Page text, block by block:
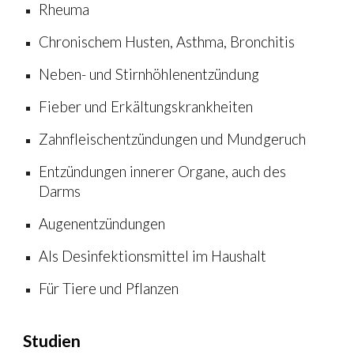
Rheuma
Chronischem Husten, Asthma, Bronchitis
Neben- und Stirnhöhlenentzündung
Fieber und Erkältungskrankheiten
Zahnfleischentzündungen und Mundgeruch
Entzündungen innerer Organe, auch des
Darms
Augenentzündungen
Als Desinfektionsmittel im Haushalt
Für Tiere und Pflanzen
Studien